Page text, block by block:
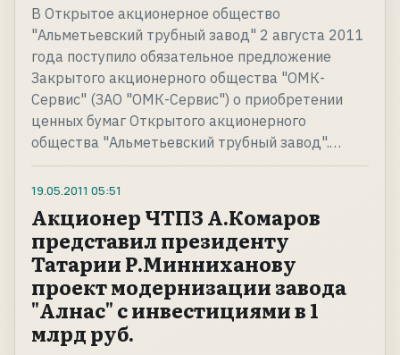
В Открытое акционерное общество
"Альметьевский трубный завод" 2 августа 2011
года поступило обязательное предложение
Закрытого акционерного общества "ОМК-
Сервис" (ЗАО "ОМК-Сервис") о приобретении
ценных бумаг Открытого акционерного
общества "Альметьевский трубный завод".…
19.05.2011 05:51
Акционер ЧТПЗ А.Комаров
представил президенту
Татарии Р.Минниханову
проект модернизации завода
"Алнас" с инвестициями в 1
млрд руб.